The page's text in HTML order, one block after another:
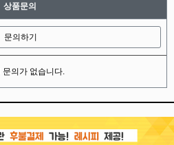
상품문의
문의하기
문의가 없습니다.